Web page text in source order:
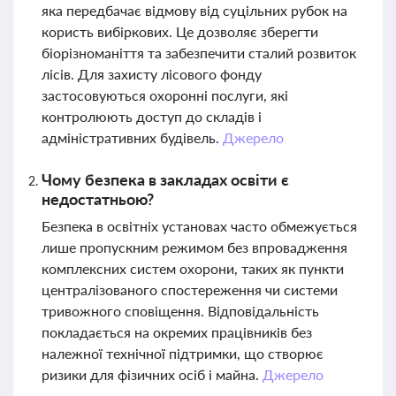
яка передбачає відмову від суцільних рубок на
користь вибіркових. Це дозволяє зберегти
біорізноманіття та забезпечити сталий розвиток
лісів. Для захисту лісового фонду
застосовуються охоронні послуги, які
контролюють доступ до складів і
адміністративних будівель. Джерело
Чому безпека в закладах освіти є
недостатньою?
Безпека в освітніх установах часто обмежується
лише пропускним режимом без впровадження
комплексних систем охорони, таких як пункти
централізованого спостереження чи системи
тривожного сповіщення. Відповідальність
покладається на окремих працівників без
належної технічної підтримки, що створює
ризики для фізичних осіб і майна. Джерело